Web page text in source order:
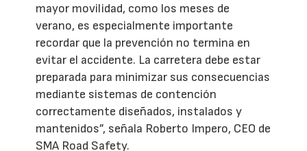
mayor movilidad, como los meses de
verano, es especialmente importante
recordar que la prevención no termina en
evitar el accidente. La carretera debe estar
preparada para minimizar sus consecuencias
mediante sistemas de contención
correctamente diseñados, instalados y
mantenidos”, señala Roberto Impero, CEO de
SMA Road Safety.